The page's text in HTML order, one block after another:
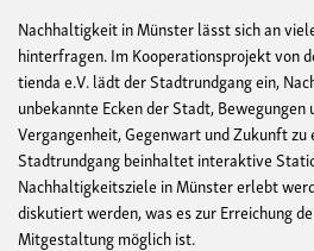
Nachhaltigkeit in Münster lässt sich an
hinterfragen. Im Kooperationsprojekt von
tienda e.V. lädt der Stadtrundgang ein,
unbekannte Ecken der Stadt, Bewegungen
Vergangenheit, Gegenwart und Zukunft
Stadtrundgang beinhaltet interaktive
Nachhaltigkeitsziele in Münster erlebt
diskutiert werden, was es zur Erreichung
Mitgestaltung möglich ist.